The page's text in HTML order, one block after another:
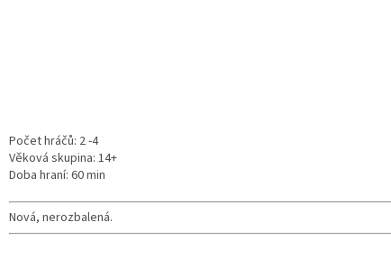
Počet hráčů: 2 -4
Věková skupina: 14+
Doba hraní: 60 min
Nová, nerozbalená.